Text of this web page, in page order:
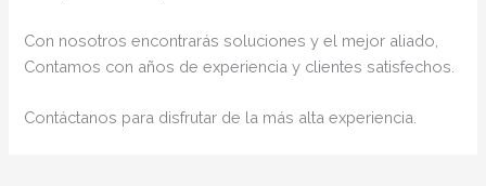
Con nosotros encontrarás soluciones y el mejor aliado,
Contamos con años de experiencia y clientes satisfechos.
Contáctanos para disfrutar de la más alta experiencia.